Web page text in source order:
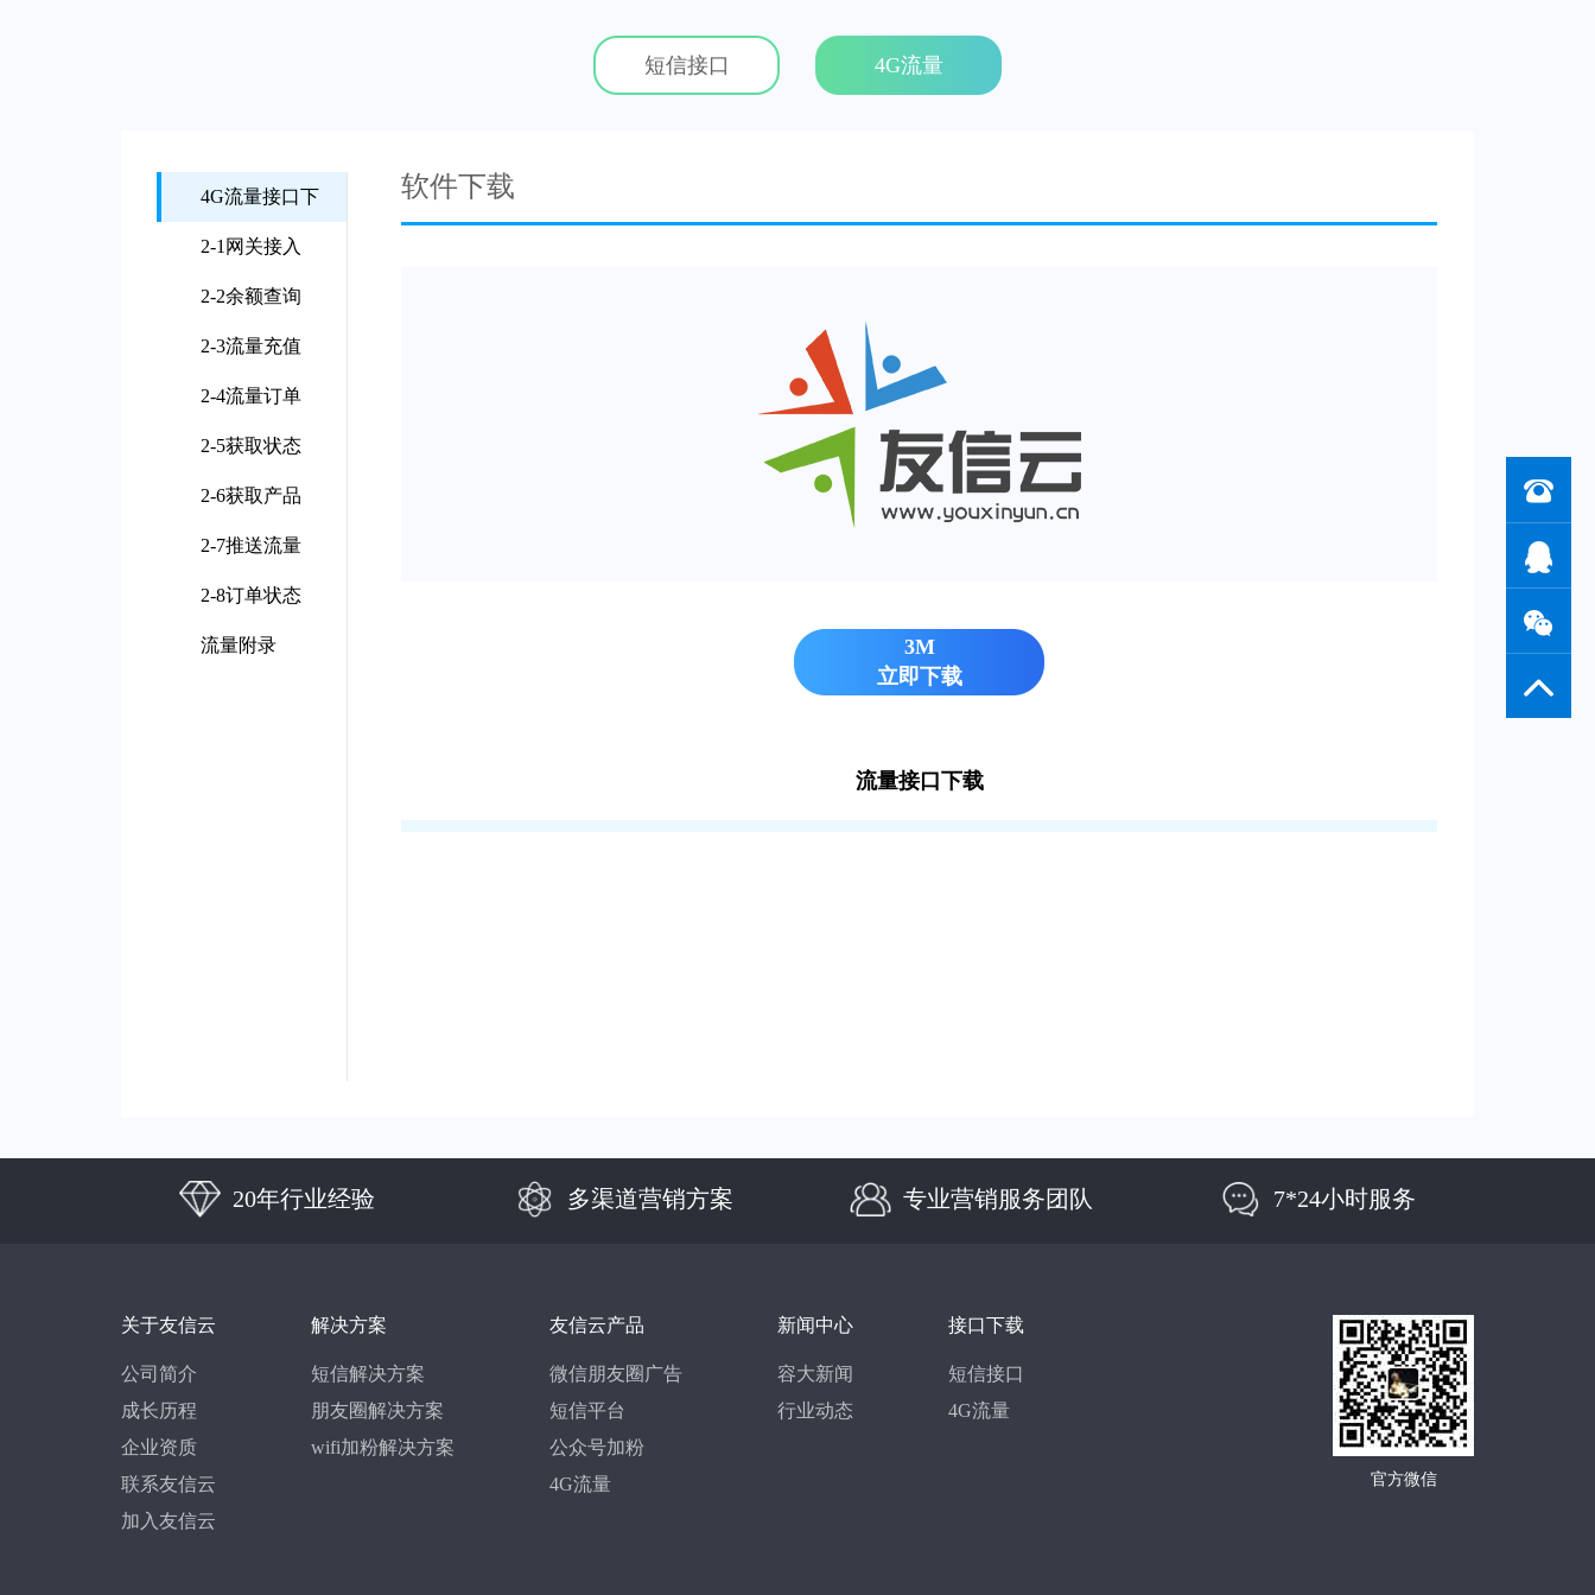
短信接口 4G流量
4G流量接口下
2-1网关接入
2-2余额查询
2-3流量充值
2-4流量订单
2-5获取状态
2-6获取产品
2-7推送流量
2-8订单状态
流量附录
软件下载
3M
立即下载
流量接口下载
20年行业经验 多渠道营销方案 专业营销服务团队 7*24小时服务
关于友信云
公司简介
成长历程
企业资质
联系友信云
加入友信云
解决方案
短信解决方案
朋友圈解决方案
wifi加粉解决方案
友信云产品
微信朋友圈广告
短信平台
公众号加粉
4G流量
新闻中心
容大新闻
行业动态
接口下载
短信接口
4G流量
官方微信